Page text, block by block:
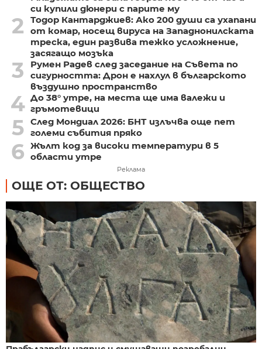
си купили дюнери с парите му
2
Тодор Кантарджиев: Ако 200 души са ухапани
от комар, носещ вируса на Западнонилската
треска, един развива тежко усложнение,
засягащо мозъка
3
Румен Радев след заседание на Съвета по
сигурността: Дрон е нахлул в българското
въздушно пространство
4 До 38° утре, на места ще има валежи и
гръмотевици
5 След Мондиал 2026: БНТ излъчва още пет
големи събития пряко
6 Жълт код за високи температури в 5
области утре
Реклама
ОЩЕ ОТ: ОБЩЕСТВО